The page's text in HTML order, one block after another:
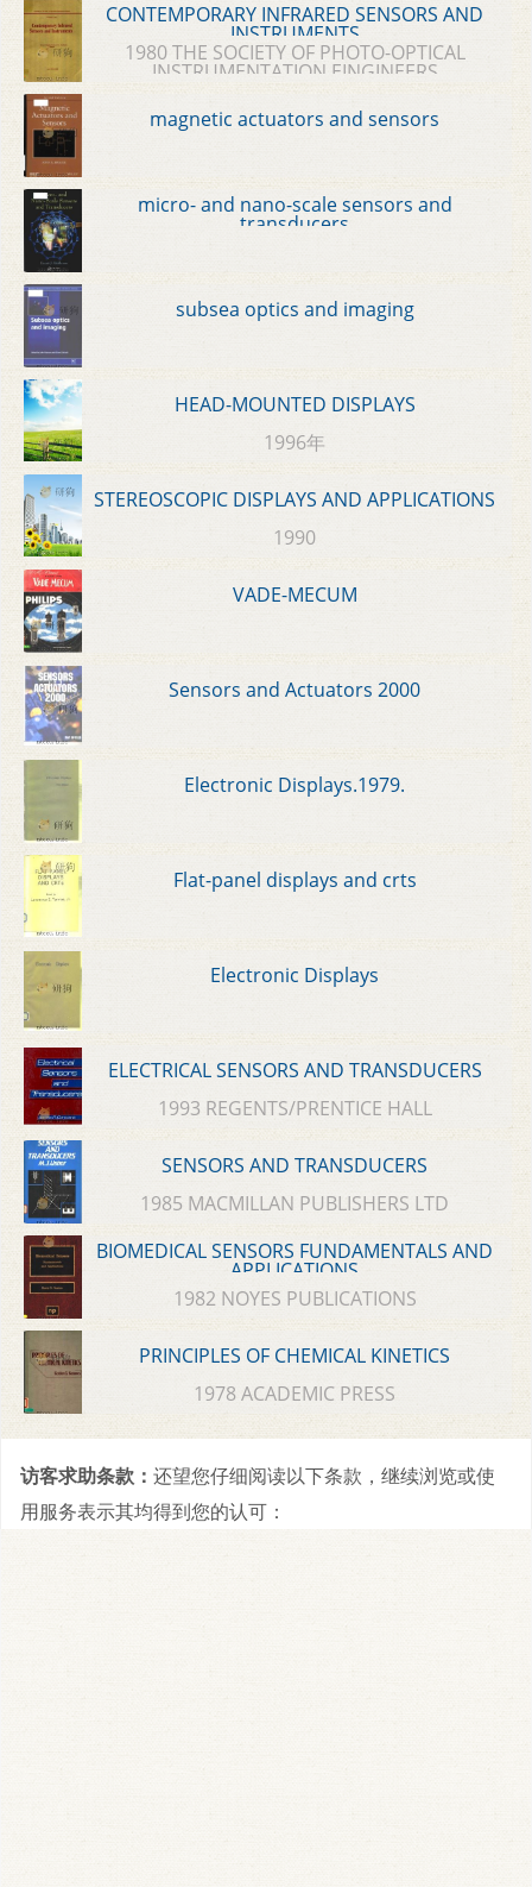
CONTEMPORARY INFRARED SENSORS AND
INSTRUMENTS
1980 THE SOCIETY OF PHOTO-OPTICAL
INSTRUMENTATION EINGINEERS
magnetic actuators and sensors
micro- and nano-scale sensors and
transducers
subsea optics and imaging
HEAD-MOUNTED DISPLAYS
1996年
STEREOSCOPIC DISPLAYS AND APPLICATIONS
1990
VADE-MECUM
Sensors and Actuators 2000
Electronic Displays.1979.
Flat-panel displays and crts
Electronic Displays
ELECTRICAL SENSORS AND TRANSDUCERS
1993 REGENTS/PRENTICE HALL
SENSORS AND TRANSDUCERS
1985 MACMILLAN PUBLISHERS LTD
BIOMEDICAL SENSORS FUNDAMENTALS AND
APPLICATIONS
1982 NOYES PUBLICATIONS
PRINCIPLES OF CHEMICAL KINETICS
1978 ACADEMIC PRESS
访客求助条款： 还望您仔细阅读以下条款，继续浏览或使
用服务表示其均得到您的认可：